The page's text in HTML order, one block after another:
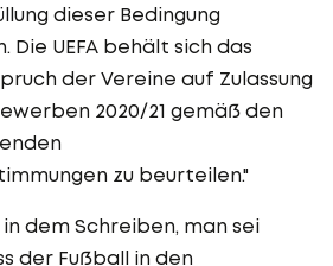
dieser Bedingung
Die UEFA behält sich das
der Vereine auf Zulassung
2020/21 gemäß den
zu beurteilen."
dem Schreiben, man sei
der Fußball in den